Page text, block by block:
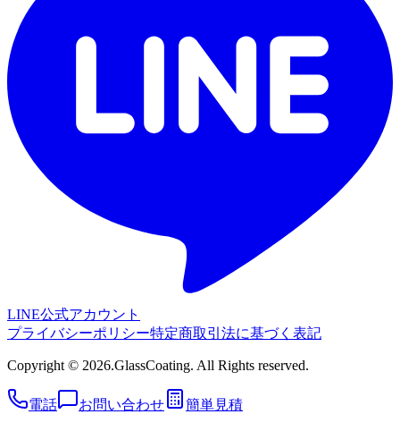
LINE公式アカウント
プライバシーポリシー特定商取引法に基づく表記
Copyright © 2026.GlassCoating. All Rights reserved.
電話 お問い合わせ 簡単見積